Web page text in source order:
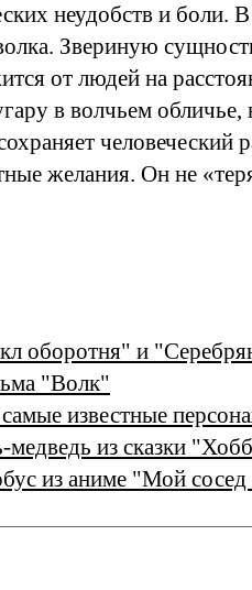
неудобств и боли.
Звериную
от людей на
в волчьем обличье,
человеческий
желания. Он не
оборотня" и
"Волк"
известные
медведь из сказки
из аниме "Мой